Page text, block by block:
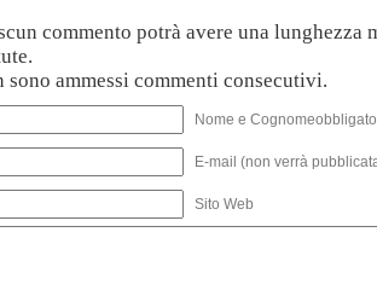
commento potrà avere una lunghezza
sono ammessi commenti consecutivi.
Nome e
E-mail (non verrà
Sito Web